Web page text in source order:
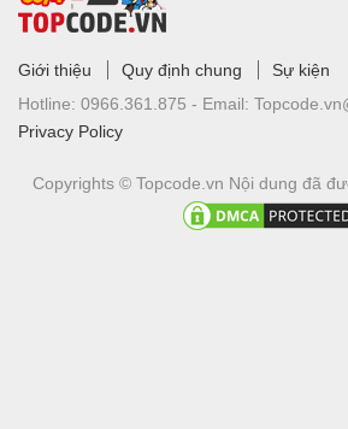
Giới thiệu Quy định chung
Sự kiện
Hotline: 0966.361.875 - Email:
Privacy Policy
Copyrights © Topcode.vn Nội dung đã